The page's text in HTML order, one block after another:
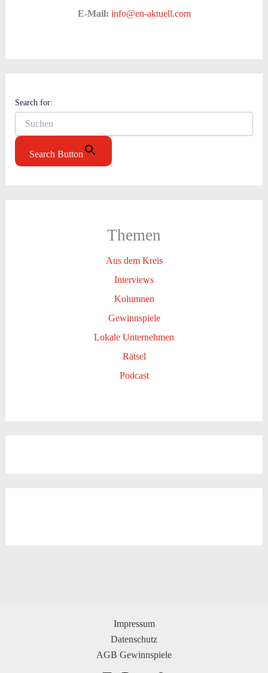
E-Mail: info@en-aktuell.com
Search for:
Search Button
Themen
Aus dem Kreis
Interviews
Kolumnen
Gewinnspiele
Lokale Unternehmen
Rätsel
Podcast
Impressum
Datenschutz
AGB Gewinnspiele